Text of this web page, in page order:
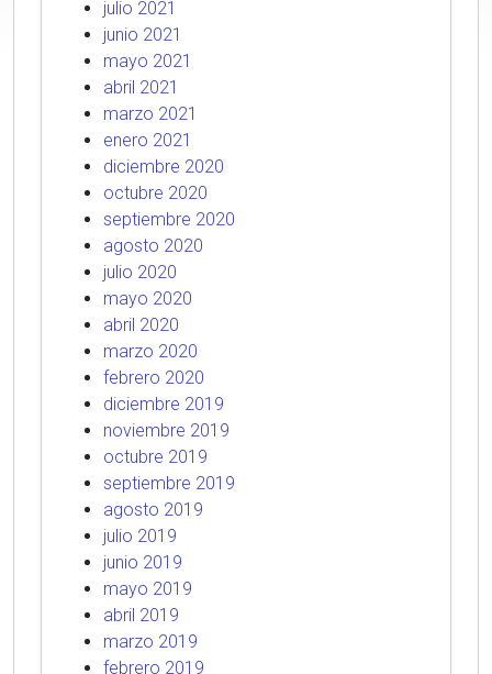
julio 2021
junio 2021
mayo 2021
abril 2021
marzo 2021
enero 2021
diciembre 2020
octubre 2020
septiembre 2020
agosto 2020
julio 2020
mayo 2020
abril 2020
marzo 2020
febrero 2020
diciembre 2019
noviembre 2019
octubre 2019
septiembre 2019
agosto 2019
julio 2019
junio 2019
mayo 2019
abril 2019
marzo 2019
febrero 2019